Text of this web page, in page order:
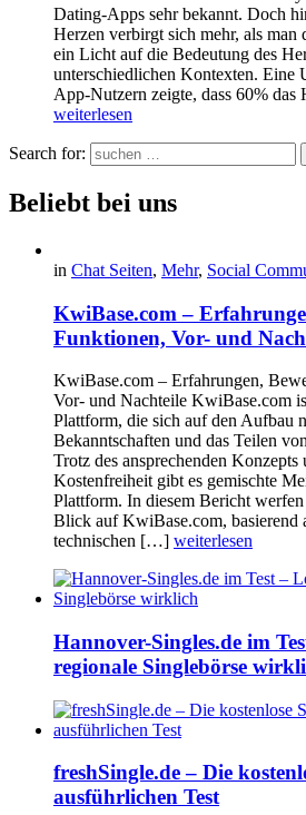
Dating-Apps sehr bekannt. Doch
Herzen verbirgt sich mehr, als
ein Licht auf die Bedeutung des
unterschiedlichen Kontexten. Eine
App-Nutzern zeigte, dass 60%
weiterlesen
Search for:
Beliebt bei uns
in Chat Seiten, Mehr, Social
KwiBase.com –
Funktionen, Vor- und
KwiBase.com – Erfahrungen,
Vor- und Nachteile KwiBase.com
Plattform, die sich auf den Aufbau
Bekanntschaften und das Teilen
Trotz des ansprechenden Konzepts
Kostenfreiheit gibt es gemischte
Plattform. In diesem Bericht
Blick auf KwiBase.com, basierend
technischen […] weiterlesen
Hannover-Singles.de im
regionale Singlebörse
freshSingle.de – Die
ausführlichen Test